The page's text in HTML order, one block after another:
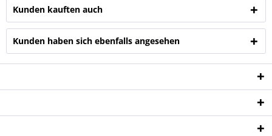
Kunden kauften auch
Kunden haben sich ebenfalls angesehen